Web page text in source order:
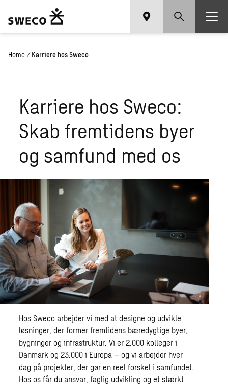
Home / Karriere hos Sweco
Karriere hos Sweco:
Skab fremtidens byer
og samfund med os
Hos Sweco arbejder vi med at designe og udvikle
løsninger, der former fremtidens bæredygtige byer,
bygninger og infrastruktur. Vi er 2.000 kolleger i
Danmark og 23.000 i Europa – og vi arbejder hver
dag på projekter, der gør en reel forskel i samfundet.
Hos os får du ansvar, faglig udvikling og et stærkt